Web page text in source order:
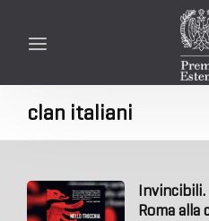
clan italiani
Invincibili.
Roma alla